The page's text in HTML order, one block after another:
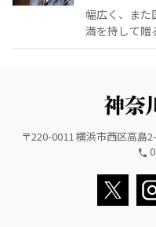
幅広く、また
満を持して贈
〒220-0011 横浜市西区高島